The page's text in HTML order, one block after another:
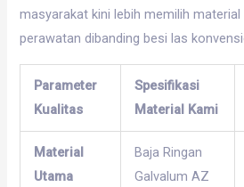
masyarakat kini lebih memilih material
perawatan dibanding besi las
Parameter
Kualitas
Spesifikasi
Material Kami
Material
Utama
Baja Ringan
Galvalum AZ